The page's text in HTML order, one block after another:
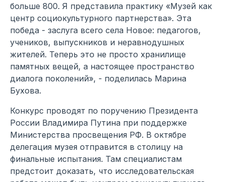
больше 800. Я представила практику «Музей как
центр социокультурного партнерства». Эта
победа - заслуга всего села Новое: педагогов,
учеников, выпускников и неравнодушных
жителей. Теперь это не просто хранилище
памятных вещей, а настоящее пространство
диалога поколений», - поделилась Марина
Бухова.
Конкурс проводят по поручению Президента
России Владимира Путина при поддержке
Министерства просвещения РФ. В октябре
делегация музея отправится в столицу на
финальные испытания. Там специалистам
предстоит доказать, что исследовательская